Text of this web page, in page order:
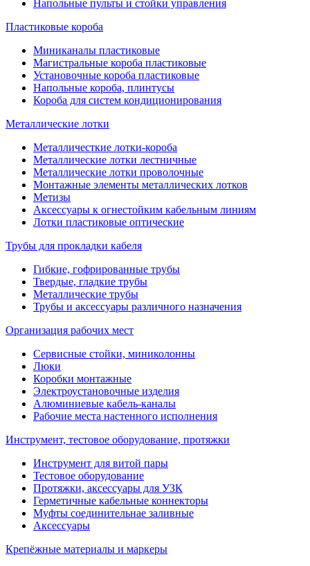
Напольные пульты и стойки управления
Пластиковые короба
Миниканалы пластиковые
Магистральные короба пластиковые
Установочные короба пластиковые
Напольные короба, плинтусы
Короба для систем кондиционирования
Металлические лотки
Металличесткие лотки-короба
Металлические лотки лестничные
Металлические лотки проволочные
Монтажные элементы металлических лотков
Метизы
Аксессуары к огнестойким кабельным линиям
Лотки пластиковые оптические
Трубы для прокладки кабеля
Гибкие, гофрированные трубы
Твердые, гладкие трубы
Металлические трубы
Трубы и аксессуары различного назначения
Организация рабочих мест
Сервисные стойки, миниколонны
Люки
Коробки монтажные
Электроустановочные изделия
Алюминиевые кабель-каналы
Рабочие места настенного исполнения
Инструмент, тестовое оборудование, протяжки
Инструмент для витой пары
Тестовое оборудование
Протяжки, аксессуары для УЗК
Герметичные кабельные коннекторы
Муфты соединительнае заливные
Аксессуары
Крепёжные материалы и маркеры